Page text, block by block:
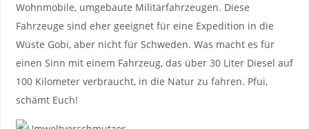
Wohnmobile, umgebaute Militärfahrzeugen. Diese
Fahrzeuge sind eher geeignet für eine Expedition in die
Wüste Gobi, aber nicht für Schweden. Was macht es für
einen Sinn mit einem Fahrzeug, das über 30 Liter Diesel auf
100 Kilometer verbraucht, in die Natur zu fahren. Pfui,
schämt Euch!